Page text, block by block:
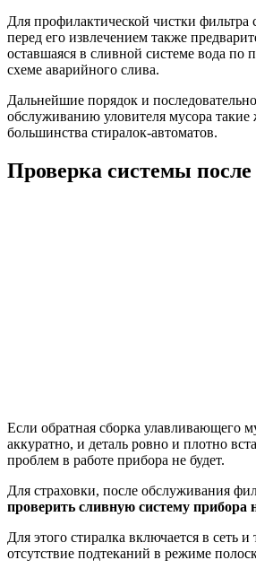
Для профилактической чистки фильтра
перед его извлечением также
оставшаяся в сливной системе вода по
схеме аварийного слива.
Дальнейшие порядок и
обслуживанию уловителя мусора такие
большинства стиралок-автоматов.
Проверка системы после
Если обратная сборка улавливающего
аккуратно, и деталь ровно и плотно
проблем в работе прибора не будет.
Для страховки, после обслуживания
проверить сливную систему прибора
Для этого стиралка включается в сеть и
отсутствие подтеканий в режиме